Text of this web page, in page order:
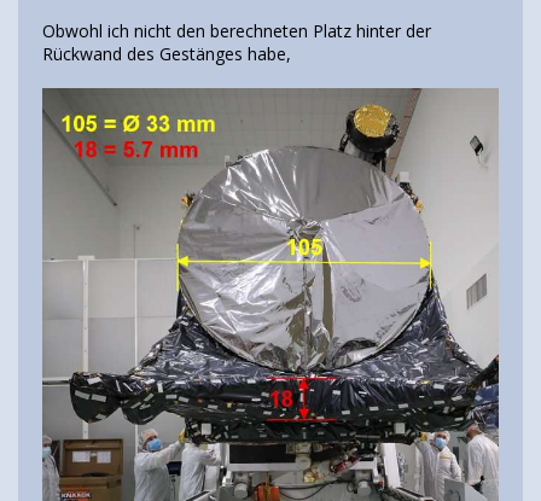
Obwohl ich nicht den berechneten Platz hinter der
Rückwand des Gestänges habe,